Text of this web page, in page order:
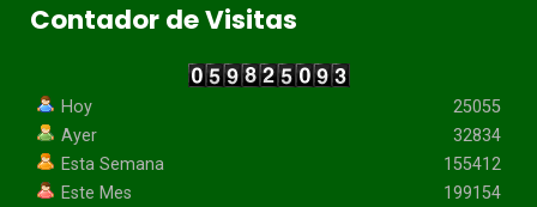
Contador de Visitas
Hoy
Ayer
Esta Semana
Este Mes
25055
32834
155412
199154